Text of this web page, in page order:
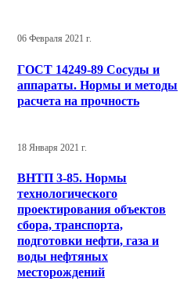
06 Февраля 2021 г.
ГОСТ 14249-89 Сосуды и
аппараты. Нормы и методы
расчета на прочность
18 Января 2021 г.
ВНТП 3-85. Нормы
технологического
проектирования объектов
сбора, транспорта,
подготовки нефти, газа и
воды нефтяных
месторождений